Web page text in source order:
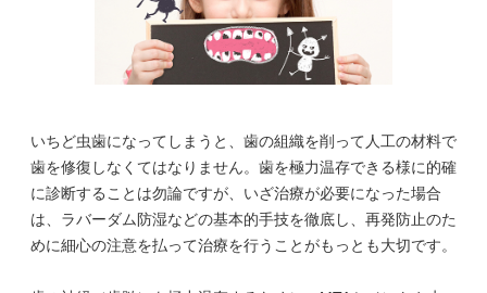
いちど虫歯になってしまうと、歯の組織を削って人工の材料で
歯を修復しなくてはなりません。歯を極力温存できる様に的確
に診断することは勿論ですが、いざ治療が必要になった場合
は、ラバーダム防湿などの基本的手技を徹底し、再発防止のた
めに細心の注意を払って治療を行うことがもっとも大切です。